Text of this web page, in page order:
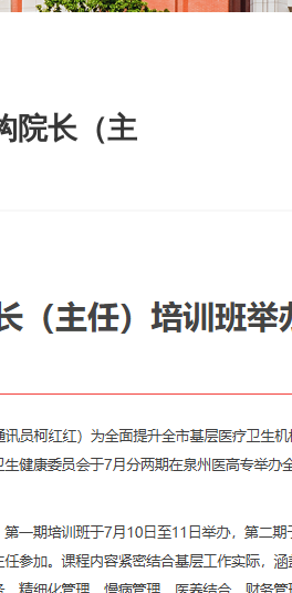
院长（主